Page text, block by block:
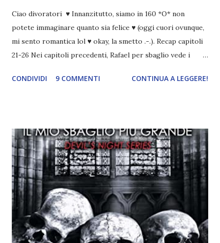
Ciao divoratori ♥ Innanzitutto, siamo in 160 *O* non
potete immaginare quanto sia felice ♥ (oggi cuori ovunque,
mi sento romantica lol ♥ okay, la smetto .-.). Recap capitoli
21-26 Nei capitoli precedenti, Rafael per sbaglio vede i
incontrano e Hesediel mostra loro come combattere i puri.
angelo puro, Elemiah. Ma, a differenza di cosa pensano,
l'angelo non ha intenzione di fare una strage, piuttosto è lì
per avvertili che Mikael non è più "l'angelo puro" che
credono e che potrebbe aver ucciso altri mezzi angeli, tipo
Rafael. A quelle parole, Haniel seguito da altri ibridi, si reca
nell'appartamento, senza risultati. Infine cercano nella
chiesetta. Lì trovano Rafael alle prese con gli angeli puri,
ma questa volta ...
CONDIVIDI 9 COMMENTI CONTINUA A LEGGERE!